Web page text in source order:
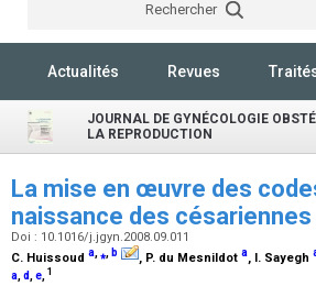
Rechercher
Actualités Revues
JOURNAL DE GYNÉCOLOGIE
LA REPRODUCTION
La mise en œuvre des
naissance des
Doi : 10.1016/j.jgyn.2008.09.011
C. Huissoud a,⁎, b , P. du Mesnildot a, I. Sayegh
a,d,e, 1